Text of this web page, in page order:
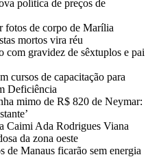
política de preços de
fotos de corpo de Marília
mortos vira réu
com gravidez de sêxtuplos e pai
cursos de capacitação para
Deficiência
mimo de R$ 820 de Neymar:
Caimi Ada Rodrigues Viana
da zona oeste
de Manaus ficarão sem energia